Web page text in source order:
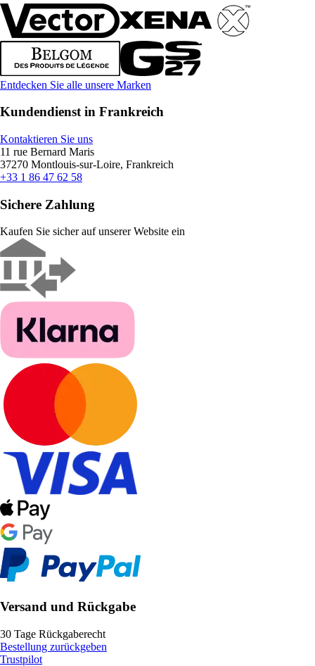
Entdecken Sie alle unsere Marken
Kundendienst in Frankreich
Kontaktieren Sie uns
11 rue Bernard Maris
37270 Montlouis-sur-Loire, Frankreich
+33 1 86 47 62 58
Sichere Zahlung
Kaufen Sie sicher auf unserer Website ein
Versand und Rückgabe
30 Tage Rückgaberecht
Bestellung zurückgeben
Trustpilot